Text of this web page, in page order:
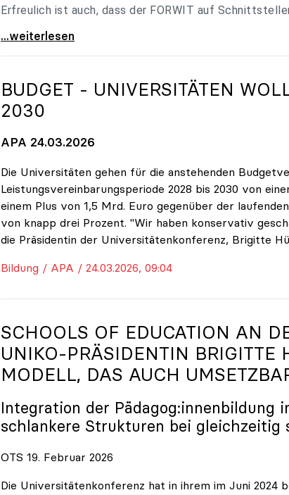
Erfreulich ist auch, dass der FORWIT auf
uniko zu FORWIT-Analyse: Wichtige Themen
...weiterlesen
BUDGET - UNIVERSITÄTEN
2030
APA 24.03.2026
Die Universitäten gehen für die anstehenden
Leistungsvereinbarungsperiode 2028 bis 2030 von
einem Plus von 1,5 Mrd. Euro gegenüber der
von knapp drei Prozent. "Wir haben konservativ
die Präsidentin der Universitätenkonferenz, Brigitte
Bildung / APA / 24.03.2026, 09:04
SCHOOLS OF EDUCATION AN
UNIKO-PRÄSIDENTIN BRIGITTE
MODELL, DAS AUCH
Integration der
schlankere Strukturen bei gleichzeitig
OTS 19. Februar 2026
Die Universitätenkonferenz hat in ihrem im Juni 2024